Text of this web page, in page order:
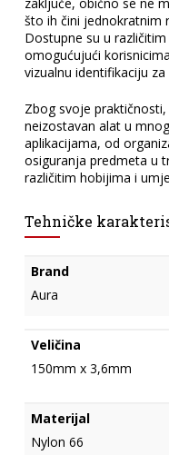
što ih čini jednokratnim
Dostupne su u
omogućujući
vizualnu identifikaciju
Zbog svoje
neizostavan alat u
aplikacijama, od
osiguranja predmeta u
različitim hobijima i
Tehničke
Brand
Aura
Veličina
150mm x 3,6mm
Materijal
Nylon 66